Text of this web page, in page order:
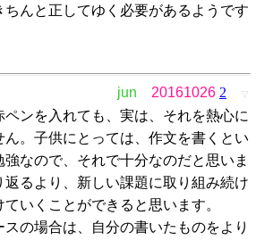
ちんと正してゆく必要があるようです
jun 20161026 2 ▽
ンを入れても、実は、それを熱心に
。子供にとっては、作文を書くとい
強なので、それで十分なのだと思いま
るより、新しい課題に取り組み続け
いくことができると思います。
の場合は、自分の書いたものをより